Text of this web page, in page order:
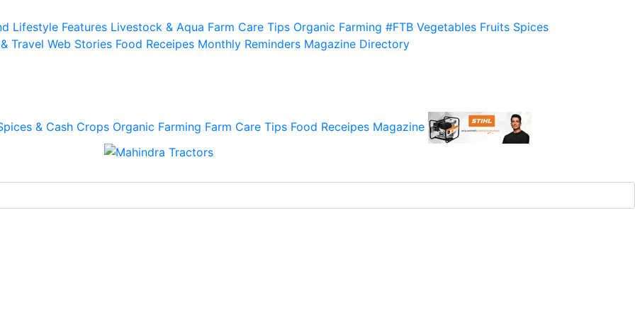
Lifestyle Features Livestock & Aqua Farm Care Tips Organic Farming #FTB Vegetables Fruits Spices
Travel Web Stories Food Receipes Monthly Reminders Magazine Directory
& Cash Crops Organic Farming Farm Care Tips Food Receipes Magazine